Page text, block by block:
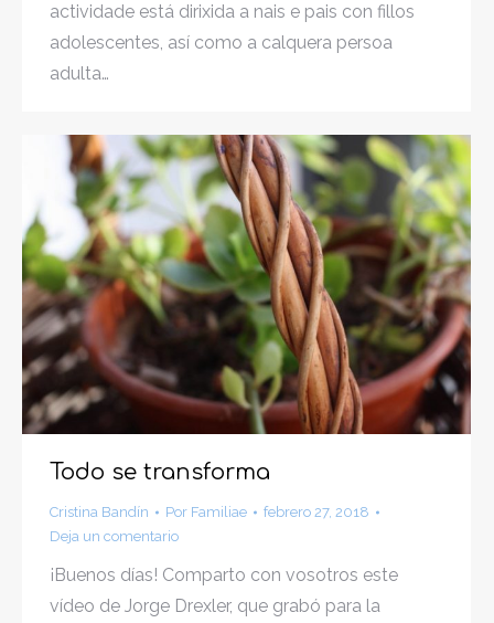
actividade está dirixida a nais e pais con fillos
adolescentes, así como a calquera persoa
adulta…
Todo se transforma
Cristina Bandín Por Familiae
febrero 27, 2018
Deja un comentario
¡Buenos días! Comparto con vosotros este
vídeo de Jorge Drexler, que grabó para la